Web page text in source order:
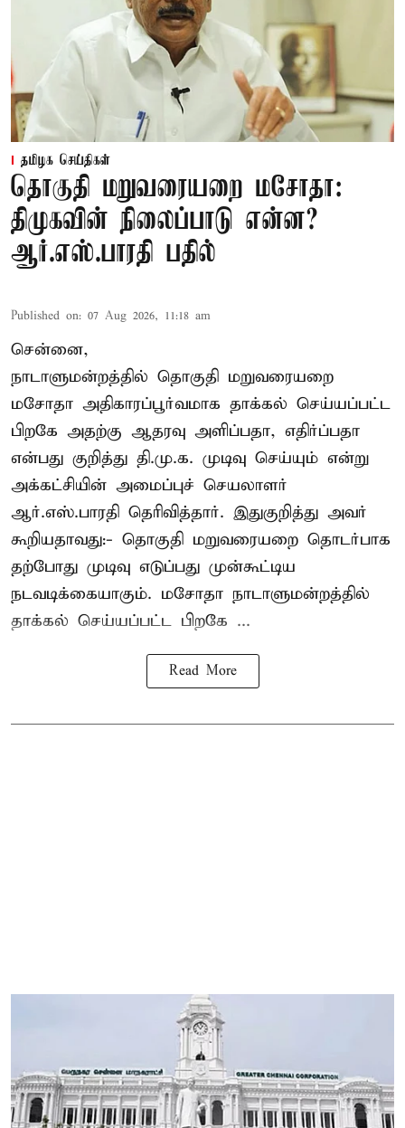
தமிழக செய்திகள்
தொகுதி மறுவரையறை மசோதா:
திமுகவின் நிலைப்பாடு என்ன?
ஆர்.எஸ்.பாரதி பதில்
Published on: 07 Aug 2026, 11:18 am
சென்னை,
நாடாளுமன்றத்தில் தொகுதி மறுவரையறை
மசோதா அதிகாரப்பூர்வமாக தாக்கல் செய்யப்பட்ட
பிறகே அதற்கு ஆதரவு அளிப்பதா, எதிர்ப்பதா
என்பது குறித்து தி.மு.க. முடிவு செய்யும் என்று
அக்கட்சியின் அமைப்புச் செயலாளர்
ஆர்.எஸ்.பாரதி தெரிவித்தார். இதுகுறித்து அவர்
கூறியதாவது:- தொகுதி மறுவரையறை தொடர்பாக
தற்போது முடிவு எடுப்பது முன்கூட்டிய
நடவடிக்கையாகும். மசோதா நாடாளுமன்றத்தில்
தாக்கல் செய்யப்பட்ட பிறகே ...
Read More